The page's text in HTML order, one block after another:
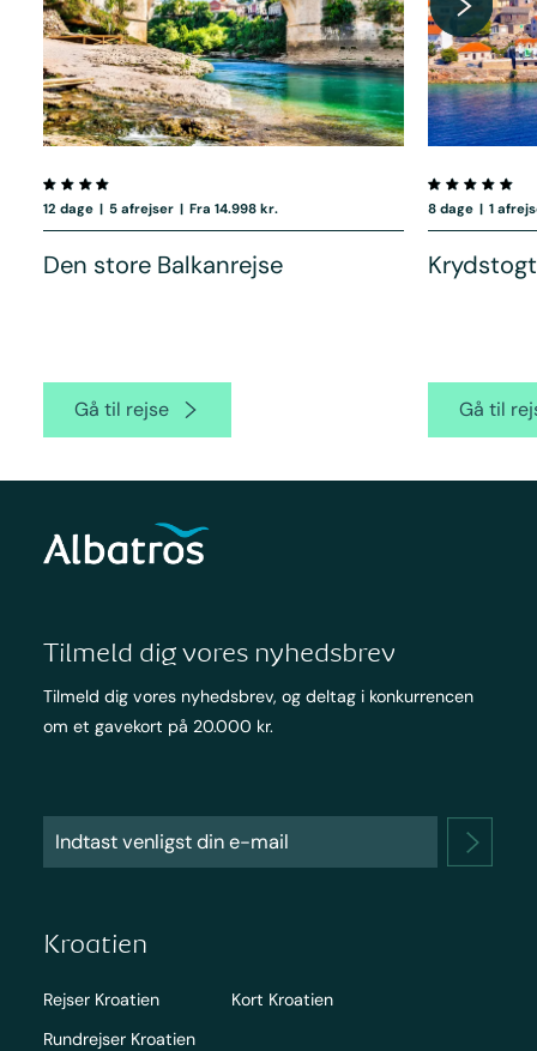
12 dage | 5 afrejser | Fra 14.998 kr.
Den store Balkanrejse
Gå til rejse
8 dage | 1
Gå til
Tilmeld dig vores nyhedsbrev
Tilmeld dig vores nyhedsbrev, og deltag i konkurrencen
om et gavekort på 20.000 kr.
Kroatien
Rejser Kroatien
Rundrejser Kroatien
Kort Kroatien